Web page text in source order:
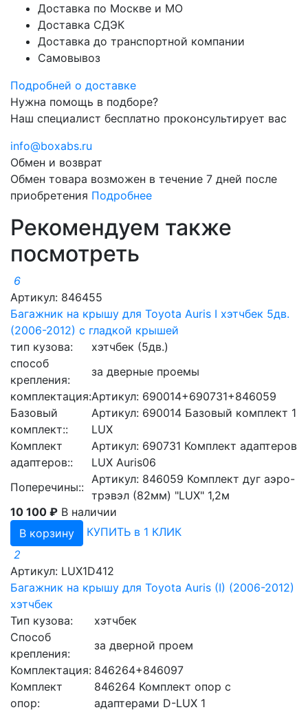
Доставка по Москве и МО
Доставка СДЭК
Доставка до транспортной компании
Самовывоз
Подробней о доставке
Нужна помощь в подборе?
Наш специалист бесплатно проконсультирует вас
info@boxabs.ru
Обмен и возврат
Обмен товара возможен в течение 7 дней после
приобретения Подробнее
Рекомендуем также
посмотреть
6
Артикул: 846455
Багажник на крышу для Toyota Auris I хэтчбек 5дв.
(2006-2012) с гладкой крышей
тип кузова:
хэтчбек (5дв.)
способ
крепления:
за дверные проемы
комплектация:Артикул: 690014+690731+846059
Базовый
комплект::
Артикул: 690014 Базовый комплект 1
LUX
Комплект
адаптеров::
Артикул: 690731 Комплект адаптеров
LUX Auris06
Поперечины::
Артикул: 846059 Комплект дуг аэро-
трэвэл (82мм) "LUX" 1,2м
10 100 ₽ В наличии
В корзину
КУПИТЬ в 1 КЛИК
2
Артикул: LUX1D412
Багажник на крышу для Toyota Auris (I) (2006-2012)
хэтчбек
Тип кузова:
хэтчбек
Способ
крепления:
за дверной проем
Комплектация: 846264+846097
Комплект
опор:
846264 Комплект опор с
адаптерами D-LUX 1